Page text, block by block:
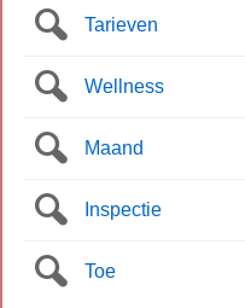
Tarieven
Wellness
Maand
Inspectie
Toe